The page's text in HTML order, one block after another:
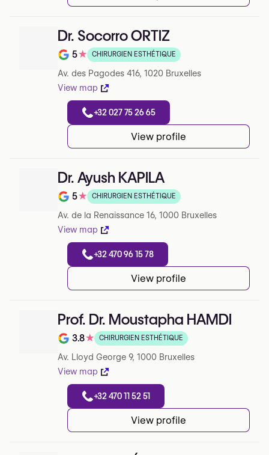
Dr. Socorro ORTIZ
Note de 5 sur 5 sur Google
5★ CHIRURGIEN ESTHÉTIQUE
Av. des Pagodes 416, 1020 Bruxelles
View map
+32 027 75 26 65
View profile
Dr. Ayush KAPILA
Note de 5 sur 5 sur Google
5★ CHIRURGIEN ESTHÉTIQUE
Av. de la Renaissance 16, 1000 Bruxelles
View map
+32 470 96 15 78
View profile
Prof. Dr. Moustapha HAMDI
Note de 3.8 sur 5 sur Google
3.8★ CHIRURGIEN ESTHÉTIQUE
Av. Lloyd George 9, 1000 Bruxelles
View map
+32 470 11 52 51
View profile